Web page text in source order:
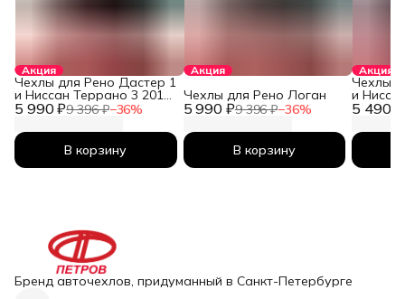
Акция
5 990 ₽9 396 ₽−36%
Чехлы для Рено Дастер 1
и Ниссан Террано 3 2010-
2026
В корзину
Акция
5 990 ₽9 396 ₽−36%
Чехлы для Рено Логан
В корзину
Акция
5 490 ₽
Чехлы
и
2026
Бренд авточехлов, придуманный в Санкт-Петербурге